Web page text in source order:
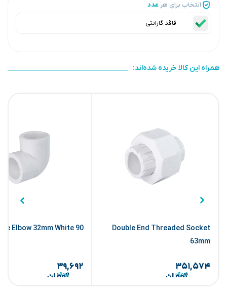
انتخاب برای هر عدد
فاقد گارانتی
همراه این کالا خریده شده‌اند:
Double End Threaded Socket
63mm
۳۵۱,۵۷۴
تومان
90 Degree Elbow 32mm White
۳۹,۶۹۲
تومان